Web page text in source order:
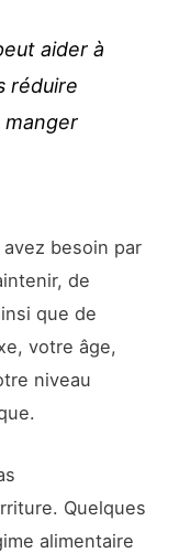
aider à
réduire
manger
besoin par
de
que de
votre âge,
niveau
Quelques
alimentaire